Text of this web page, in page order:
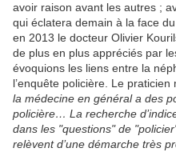
avoir raison avant les autres ;
qui éclatera demain à la face
en 2013 le docteur Olivier
de plus en plus appréciés par
évoquions les liens entre la
l’enquête policière. Le praticien
la médecine en général a des
policière… La recherche
dans les "questions" de
relèvent d’une démarche très